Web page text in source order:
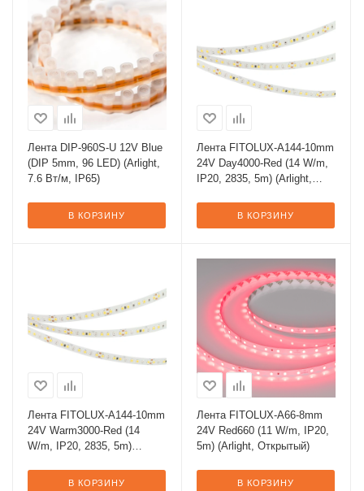
Лента DIP-960S-U 12V Blue
(DIP 5mm, 96 LED) (Arlight,
7.6 Вт/м, IP65)
В КОРЗИНУ
Лента FITOLUX-A144-10mm
24V Day4000-Red (14 W/m,
IP20, 2835, 5m) (Arlight,
В КОРЗИНУ
Лента FITOLUX-A144-10mm
24V Warm3000-Red (14
W/m, IP20, 2835, 5m)
В КОРЗИНУ
Лента FITOLUX-A66-8mm
24V Red660 (11 W/m, IP20,
5m) (Arlight, Открытый)
В КОРЗИНУ